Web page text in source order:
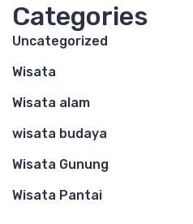
Categories
Uncategorized
Wisata
Wisata alam
wisata budaya
Wisata Gunung
Wisata Pantai